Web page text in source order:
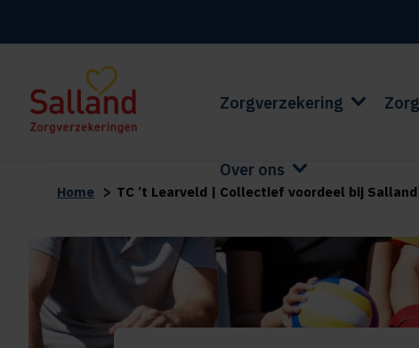
Zorgverzekering
Over ons
Home > TC ’t Learveld | Collectief voordeel bij